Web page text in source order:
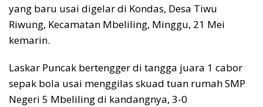
yang baru usai digelar di Kondas, Desa Tiwu
Riwung, Kecamatan Mbeliling, Minggu, 21 Mei
kemarin.
Laskar Puncak bertengger di tangga juara 1 cabor
sepak bola usai menggilas skuad tuan rumah SMP
Negeri 5 Mbeliling di kandangnya, 3-0